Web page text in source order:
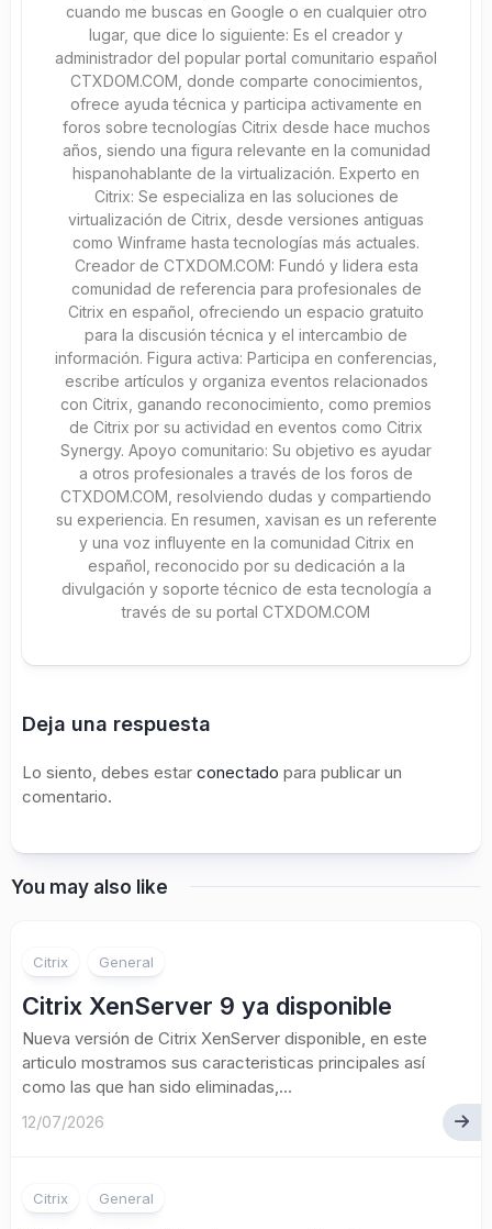
cuando me buscas en Google o en cualquier otro
lugar, que dice lo siguiente: Es el creador y
administrador del popular portal comunitario español
CTXDOM.COM, donde comparte conocimientos,
ofrece ayuda técnica y participa activamente en
foros sobre tecnologías Citrix desde hace muchos
años, siendo una figura relevante en la comunidad
hispanohablante de la virtualización. Experto en
Citrix: Se especializa en las soluciones de
virtualización de Citrix, desde versiones antiguas
como Winframe hasta tecnologías más actuales.
Creador de CTXDOM.COM: Fundó y lidera esta
comunidad de referencia para profesionales de
Citrix en español, ofreciendo un espacio gratuito
para la discusión técnica y el intercambio de
información. Figura activa: Participa en conferencias,
escribe artículos y organiza eventos relacionados
con Citrix, ganando reconocimiento, como premios
de Citrix por su actividad en eventos como Citrix
Synergy. Apoyo comunitario: Su objetivo es ayudar
a otros profesionales a través de los foros de
CTXDOM.COM, resolviendo dudas y compartiendo
su experiencia. En resumen, xavisan es un referente
y una voz influyente en la comunidad Citrix en
español, reconocido por su dedicación a la
divulgación y soporte técnico de esta tecnología a
través de su portal CTXDOM.COM
Deja una respuesta
Lo siento, debes estar conectado para publicar un
comentario.
You may also like
Citrix General
Citrix XenServer 9 ya disponible
Nueva versión de Citrix XenServer disponible, en este
articulo mostramos sus caracteristicas principales así
como las que han sido eliminadas,...
12/07/2026
Citrix General